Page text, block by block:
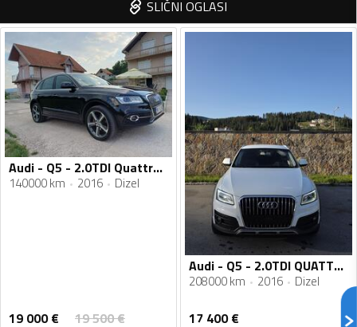
SLIČNI OGLASI
Audi - Q5 - 2.0TDI Quattro S-line
140000 km 2016 Dizel
19 000€ 19 500€
Audi - Q5 - 2.0TDI QUATTRO(allroad)
208000 km 2016 Dizel
17 400€